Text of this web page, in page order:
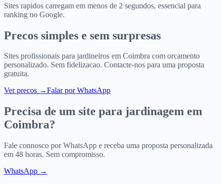
Sites rapidos carregam em menos de 2 segundos, essencial para
ranking no Google.
Precos simples e sem surpresas
Sites profissionais para jardineiros em Coimbra com orcamento
personalizado. Sem fidelizacao. Contacte-nos para uma proposta
gratuita.
Ver precos →Falar por WhatsApp
Precisa de um site para jardinagem em
Coimbra?
Fale connosco por WhatsApp e receba uma proposta personalizada
em 48 horas. Sem compromisso.
WhatsApp →